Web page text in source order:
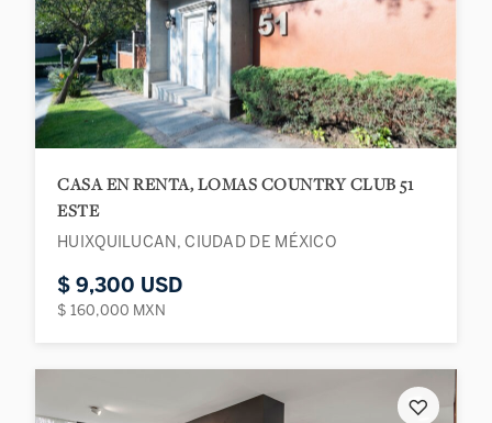
CASA EN RENTA, LOMAS COUNTRY CLUB 51
ESTE
HUIXQUILUCAN, CIUDAD DE MÉXICO
$ 9,300 USD
$ 160,000 MXN
♡